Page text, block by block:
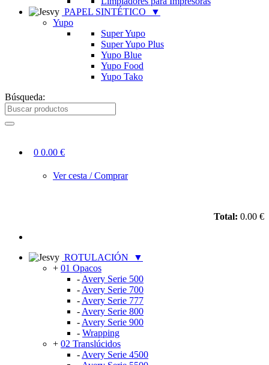
PAPEL SINTÉTICO
▼
Yupo
Super Yupo
Super Yupo Plus
Yupo Blue
Yupo Food
Yupo Tako
Búsqueda:
0 0.00 €
Ver cesta / Comprar
Total: 0.00 €
ROTULACIÓN
▼
+ 01 Opacos
- Avery Serie 500
- Avery Serie 700
- Avery Serie 777
- Avery Serie 800
- Avery Serie 900
- Wrapping
+ 02 Translúcidos
- Avery Serie 4500